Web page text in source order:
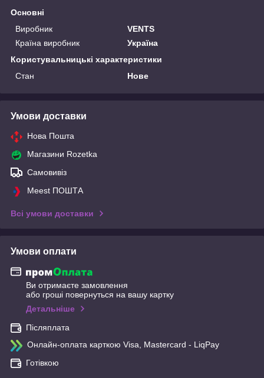
Основні
Виробник
VENTS
Країна виробник
Україна
Користувальницькі характеристики
Стан
Нове
Умови доставки
Нова Пошта
Магазини Rozetka
Самовивіз
Meest ПОШТА
Всі умови доставки
Умови оплати
Ви отримаєте замовлення
або гроші повернуться на вашу картку
Детальніше
Післяплата
Онлайн-оплата карткою Visa, Mastercard - LiqPay
Готівкою